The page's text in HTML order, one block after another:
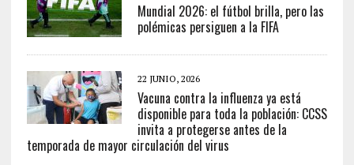
Mundial 2026: el fútbol brilla, pero las
polémicas persiguen a la FIFA
22 JUNIO, 2026
Vacuna contra la influenza ya está
disponible para toda la población: CCSS
invita a protegerse antes de la
temporada de mayor circulación del virus